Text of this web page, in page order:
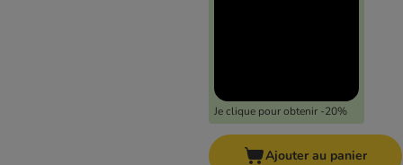
Je clique pour obtenir -20%
Ajouter au panier